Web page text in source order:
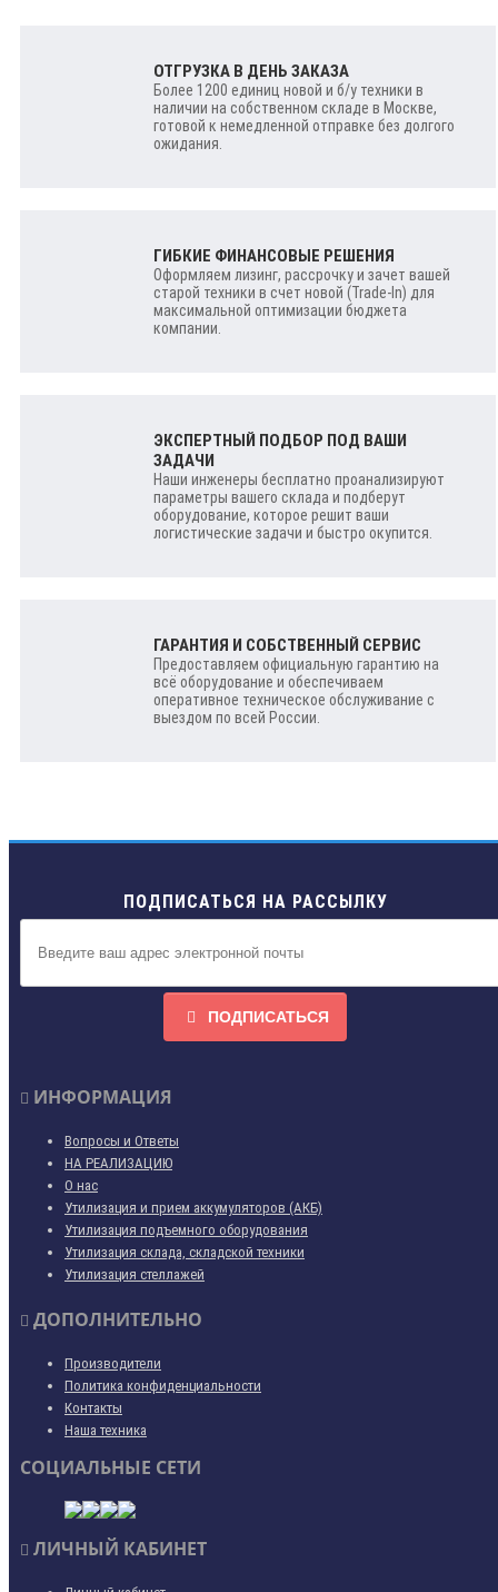
ОТГРУЗКА В ДЕНЬ ЗАКАЗА
Более 1200 единиц новой и б/у техники в
наличии на собственном складе в Москве,
готовой к немедленной отправке без долгого
ожидания.
ГИБКИЕ ФИНАНСОВЫЕ РЕШЕНИЯ
Оформляем лизинг, рассрочку и зачет вашей
старой техники в счет новой (Trade-In) для
максимальной оптимизации бюджета
компании.
ЭКСПЕРТНЫЙ ПОДБОР ПОД ВАШИ
ЗАДАЧИ
Наши инженеры бесплатно проанализируют
параметры вашего склада и подберут
оборудование, которое решит ваши
логистические задачи и быстро окупится.
ГАРАНТИЯ И СОБСТВЕННЫЙ СЕРВИС
Предоставляем официальную гарантию на
всё оборудование и обеспечиваем
оперативное техническое обслуживание с
выездом по всей России.
ПОДПИСАТЬСЯ НА РАССЫЛКУ
ПОДПИСАТЬСЯ
ИНФОРМАЦИЯ
Вопросы и Ответы
НА РЕАЛИЗАЦИЮ
О нас
Утилизация и прием аккумуляторов (АКБ)
Утилизация подъемного оборудования
Утилизация склада, складской техники
Утилизация стеллажей
ДОПОЛНИТЕЛЬНО
Производители
Политика конфиденциальности
Контакты
Наша техника
СОЦИАЛЬНЫЕ СЕТИ
ЛИЧНЫЙ КАБИНЕТ